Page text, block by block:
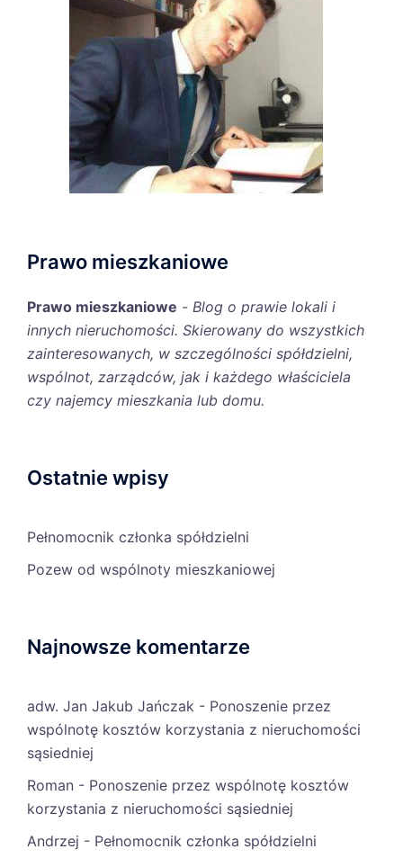
Prawo mieszkaniowe
Prawo mieszkaniowe - Blog o prawie lokali i
innych nieruchomości. Skierowany do wszystkich
zainteresowanych, w szczególności spółdzielni,
wspólnot, zarządców, jak i każdego właściciela
czy najemcy mieszkania lub domu.
Ostatnie wpisy
Pełnomocnik członka spółdzielni
Pozew od wspólnoty mieszkaniowej
Najnowsze komentarze
adw. Jan Jakub Jańczak - Ponoszenie przez
wspólnotę kosztów korzystania z nieruchomości
sąsiedniej
Roman - Ponoszenie przez wspólnotę kosztów
korzystania z nieruchomości sąsiedniej
Andrzej - Pełnomocnik członka spółdzielni